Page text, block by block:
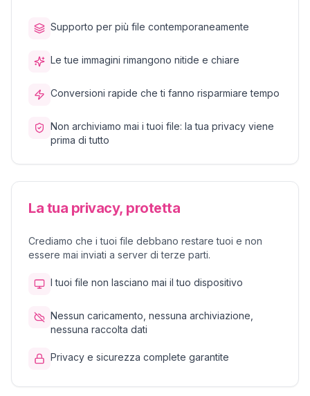
Supporto per più file contemporaneamente
Le tue immagini rimangono nitide e chiare
Conversioni rapide che ti fanno risparmiare tempo
Non archiviamo mai i tuoi file: la tua privacy viene
prima di tutto
La tua privacy, protetta
Crediamo che i tuoi file debbano restare tuoi e non
essere mai inviati a server di terze parti.
I tuoi file non lasciano mai il tuo dispositivo
Nessun caricamento, nessuna archiviazione,
nessuna raccolta dati
Privacy e sicurezza complete garantite